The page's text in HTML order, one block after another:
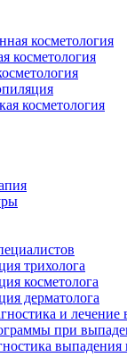
косметология
косметология
косметология
трихолога
косметолога
дерматолога
и лечение
при